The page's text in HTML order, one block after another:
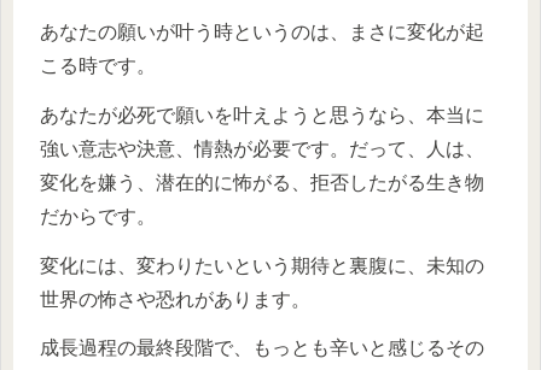
あなたの願いが叶う時というのは、まさに変化が起
こる時です。
あなたが必死で願いを叶えようと思うなら、本当に
強い意志や決意、情熱が必要です。だって、人は、
変化を嫌う、潜在的に怖がる、拒否したがる生き物
だからです。
変化には、変わりたいという期待と裏腹に、未知の
世界の怖さや恐れがあります。
成長過程の最終段階で、もっとも辛いと感じるその